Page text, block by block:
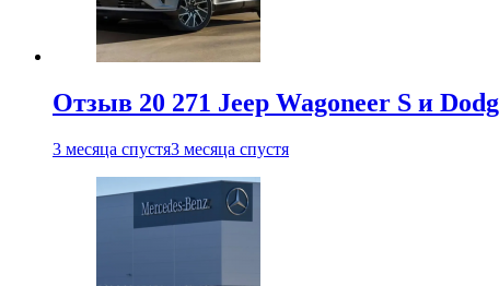
Отзыв 20 271 Jeep Wagoneer S и
3 месяца спустя3 месяца спустя